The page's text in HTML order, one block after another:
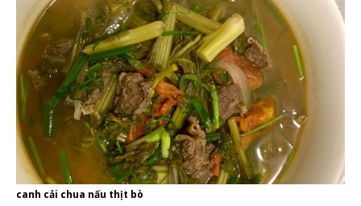
canh cải chua nấu thịt bò